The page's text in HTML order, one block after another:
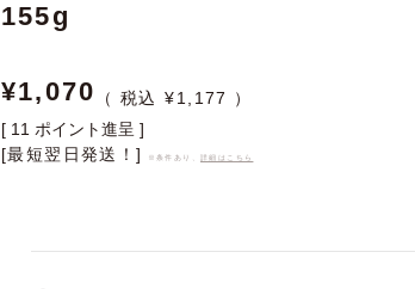
155g
¥1,070 ¥1,177
[ 11 ポイント進呈 ]
[最短翌日発送！]
※条件あり、 詳細はこちら